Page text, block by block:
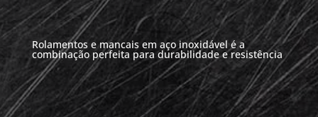
Rolamentos e mancais em aço inoxidável é a
combinação perfeita para durabilidade e resistência